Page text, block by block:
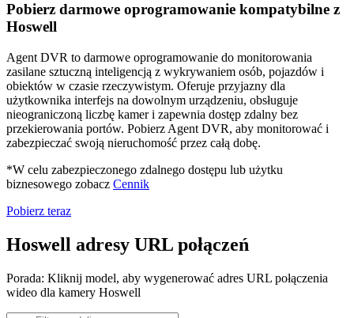
Pobierz darmowe oprogramowanie kompatybilne z
Hoswell
Agent DVR to darmowe oprogramowanie do monitorowania
zasilane sztuczną inteligencją z wykrywaniem osób, pojazdów i
obiektów w czasie rzeczywistym. Oferuje przyjazny dla
użytkownika interfejs na dowolnym urządzeniu, obsługuje
nieograniczoną liczbę kamer i zapewnia dostęp zdalny bez
przekierowania portów. Pobierz Agent DVR, aby monitorować i
zabezpieczać swoją nieruchomość przez całą dobę.
*W celu zabezpieczonego zdalnego dostępu lub użytku
biznesowego zobacz Cennik
Pobierz teraz
Hoswell adresy URL połączeń
Porada: Kliknij model, aby wygenerować adres URL połączenia
wideo dla kamery Hoswell